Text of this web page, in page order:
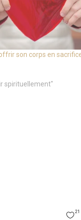
son corps en
spirituellement"
21